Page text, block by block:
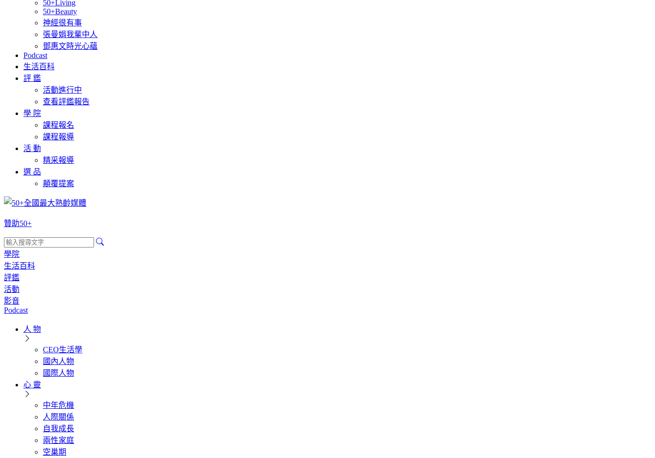
50+Living
50+Beauty
神經很有事
張曼娟我輩中人
鄧惠文時光心蘊
Podcast
生活百科
評 鑑
活動進行中
查看評鑑報告
學 院
課程報名
課程報導
活 動
精采報導
選 品
顛覆提案
贊助50+
學院
生活百科
評鑑
活動
影音
Podcast
人 物
CEO生活學
國內人物
國際人物
心 靈
中年危機
人際關係
自我成長
兩性家庭
空巢期